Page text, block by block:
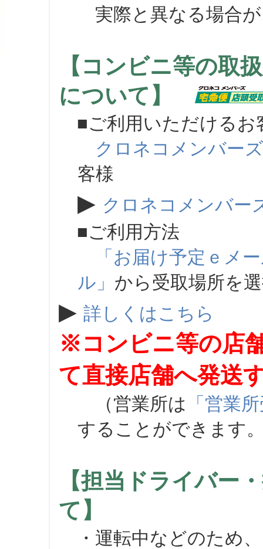
実際と異なる場合が
【コンビニ等の取
について】
■ご利用いただけるお
クロネコメンバーズ
客様
▶ クロネコメンバー
■ご利用方法
「お届け予定ｅメ
ル」 から受取場所を
▶ 詳しくはこちら
※コンビニ等の店
て直接店舗へ発送
（営業所は 「営業
することができます
【担当ドライバー
て】
・運転中などのため